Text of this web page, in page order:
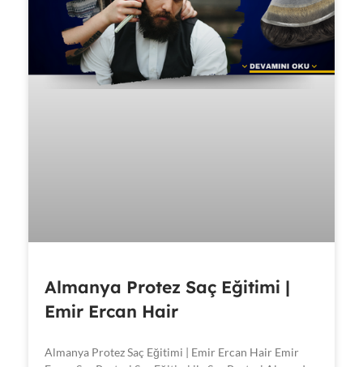
Almanya Protez Saç Eğitimi |
Emir Ercan Hair
Almanya Protez Saç Eğitimi | Emir Ercan Hair Emir